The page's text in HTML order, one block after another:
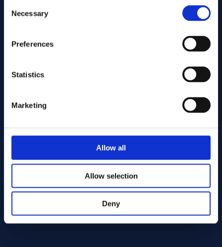
Selection
Necessary
Preferences
Statistics
Marketing
Allow all
Allow selection
Deny